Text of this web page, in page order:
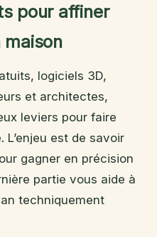
pour affiner
logiciels 3D,
et architectes,
leviers pour faire
est de savoir
gagner en précision
partie vous aide à
techniquement